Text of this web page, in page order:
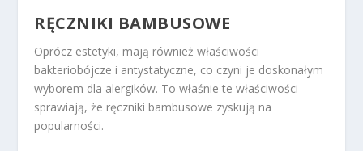
RĘCZNIKI BAMBUSOWE
Oprócz estetyki, mają również właściwości
bakteriobójcze i antystatyczne, co czyni je doskonałym
wyborem dla alergików. To właśnie te właściwości
sprawiają, że ręczniki bambusowe zyskują na
popularności.